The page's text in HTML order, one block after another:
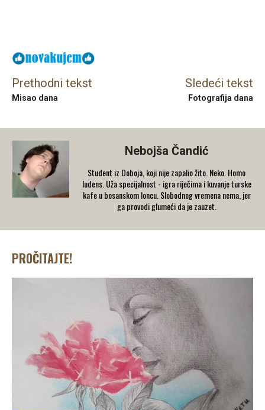
Prethodni tekst
Misao dana
Sledeći tekst
Fotografija dana
Nebojša Čandić
Student iz Doboja, koji nije zapalio žito. Neko. Homo
ludens. Uža specijalnost - igra riječima i kuvanje turske
kafe u bosanskom loncu. Slobodnog vremena nema, jer
ga provodi glumeći da je zauzet.
PROČITAJTE!